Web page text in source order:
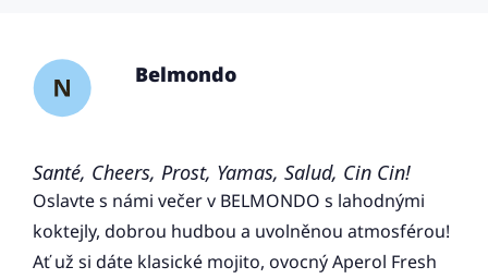
Belmondo
Santé, Cheers, Prost, Yamas, Salud, Cin Cin!
Oslavte s námi večer v BELMONDO s lahodnými
koktejly, dobrou hudbou a uvolněnou atmosférou!
Ať už si dáte klasické mojito, ovocný Aperol Fresh